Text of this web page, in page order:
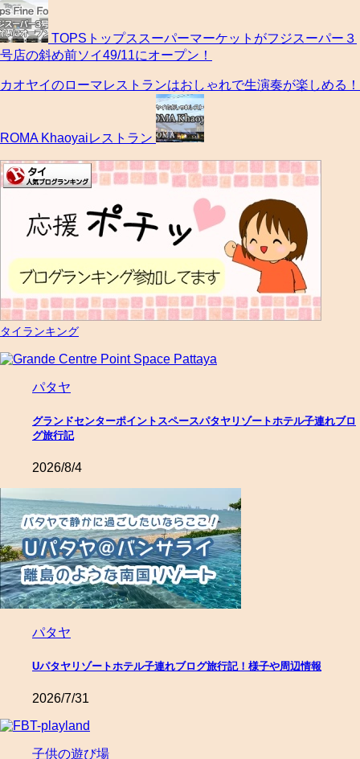
TOPSトップススーパーマーケットがフジスーパー３
号店の斜め前ソイ49/11にオープン！
カオヤイのローマレストランはおしゃれで生演奏が楽しめる！
ROMA Khaoyaiレストラン
タイランキング
パタヤ
グランドセンターポイントスペースパタヤリゾートホテル子連れブロ
グ旅行記
2026/8/4
パタヤ
Uパタヤリゾートホテル子連れブログ旅行記！様子や周辺情報
2026/7/31
子供の遊び場